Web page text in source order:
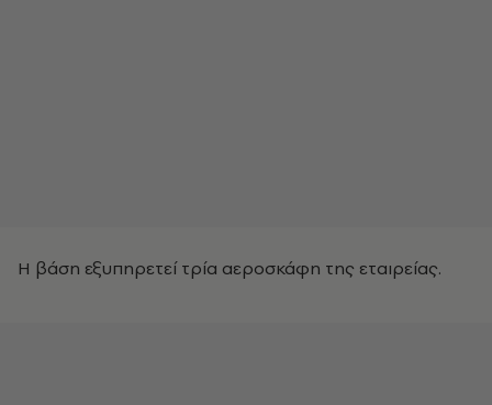
Η βάση εξυπηρετεί τρία αεροσκάφη της εταιρείας.